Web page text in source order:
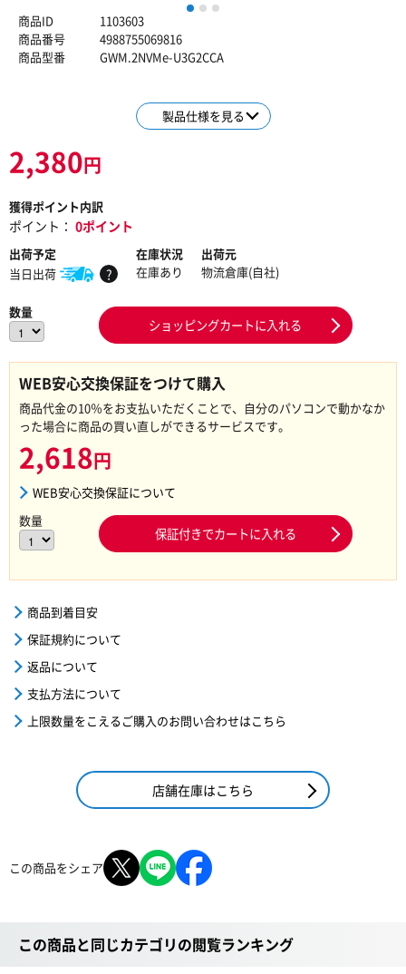
1 2
商品ID
1103603
商品番号
4988755069816
商品型番
GWM.2NVMe-U3G2CCA
製品仕様を見る
2,380円
獲得ポイント内訳
ポイント： 0ポイント
出荷予定
当日出荷
?
在庫状況
在庫あり
出荷元
物流倉庫(自社)
数量
ショッピングカートに入れる
WEB安心交換保証をつけて購入
商品代金の10％をお支払いただくことで、自分のパソコンで動かなか
った場合に商品の買い直しができるサービスです。
2,618円
WEB安心交換保証について
数量
保証付きでカートに入れる
商品到着目安
保証規約について
返品について
支払方法について
上限数量をこえるご購入のお問い合わせはこちら
店舗在庫はこちら
この商品をシェア
この商品と同じカテゴリの閲覧ランキング